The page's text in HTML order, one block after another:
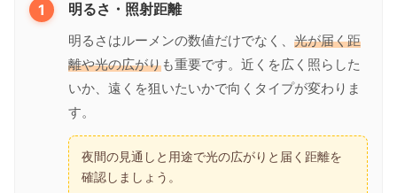
1 明るさ・照射距離
明るさはルーメンの数値だけでなく、 光が届く距
離や光の広がりも重要です。近くを広く照らした
いか、遠くを狙いたいかで向くタイプが変わりま
す。
夜間の見通しと用途で光の広がりと届く距離を
確認しましょう。